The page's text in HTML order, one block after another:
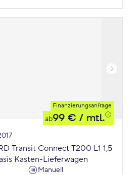
Finanzierungsanfrage
ab99 € / mtl.
Transit Connect T200 L1 1,5
Kasten-Lieferwagen
Manuell